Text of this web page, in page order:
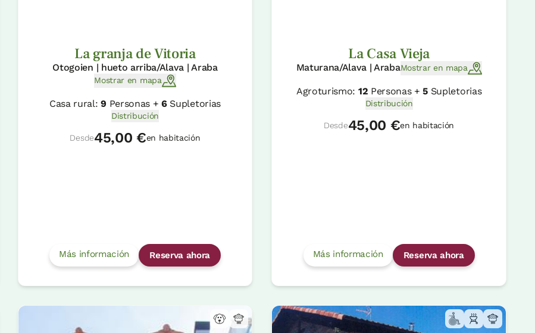
La granja de Vitoria
Otogoien | hueto arriba/Alava | Araba
Mostrar en mapa
Casa rural:9 Personas +6Supletorias
Distribución
Desde45,00 €en habitación
Más información Reserva ahora
La Casa Vieja
Maturana/Alava | ArabaMostrar en mapa
Agroturismo: 12 Personas +5 Supletorias
Distribución
Desde45,00 €en habitación
Más información Reserva ahora